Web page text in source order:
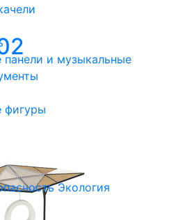
панели и музыкальные
фигуры
Экология